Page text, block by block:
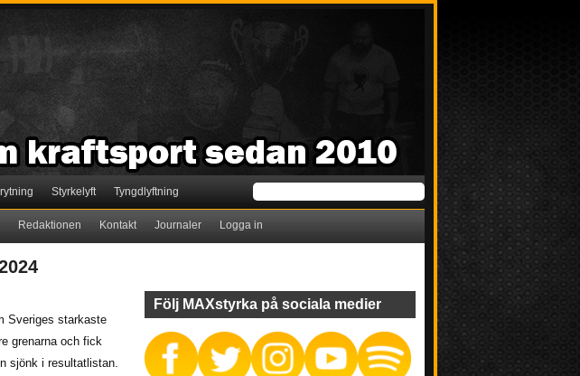
Styrkelyft Tyngdlyftning
Redaktionen Kontakt Journaler Logga in
Sveriges starkaste
grenarna och fick
sjönk i resultatlistan.
Följ MAXstyrka på sociala medier